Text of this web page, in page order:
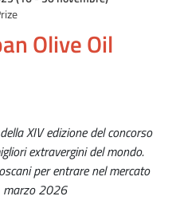
Olive Oil
XIV edizione del concorso
extravergini del mondo.
per entrare nel mercato
marzo 2026